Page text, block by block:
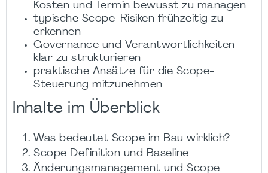
Kosten und Termin bewusst zu managen
typische Scope-Risiken frühzeitig zu
erkennen
Governance und Verantwortlichkeiten
klar zu strukturieren
praktische Ansätze für die Scope-
Steuerung mitzunehmen
Inhalte im Überblick
Was bedeutet Scope im Bau wirklich?
Scope Definition und Baseline
Änderungsmanagement und Scope